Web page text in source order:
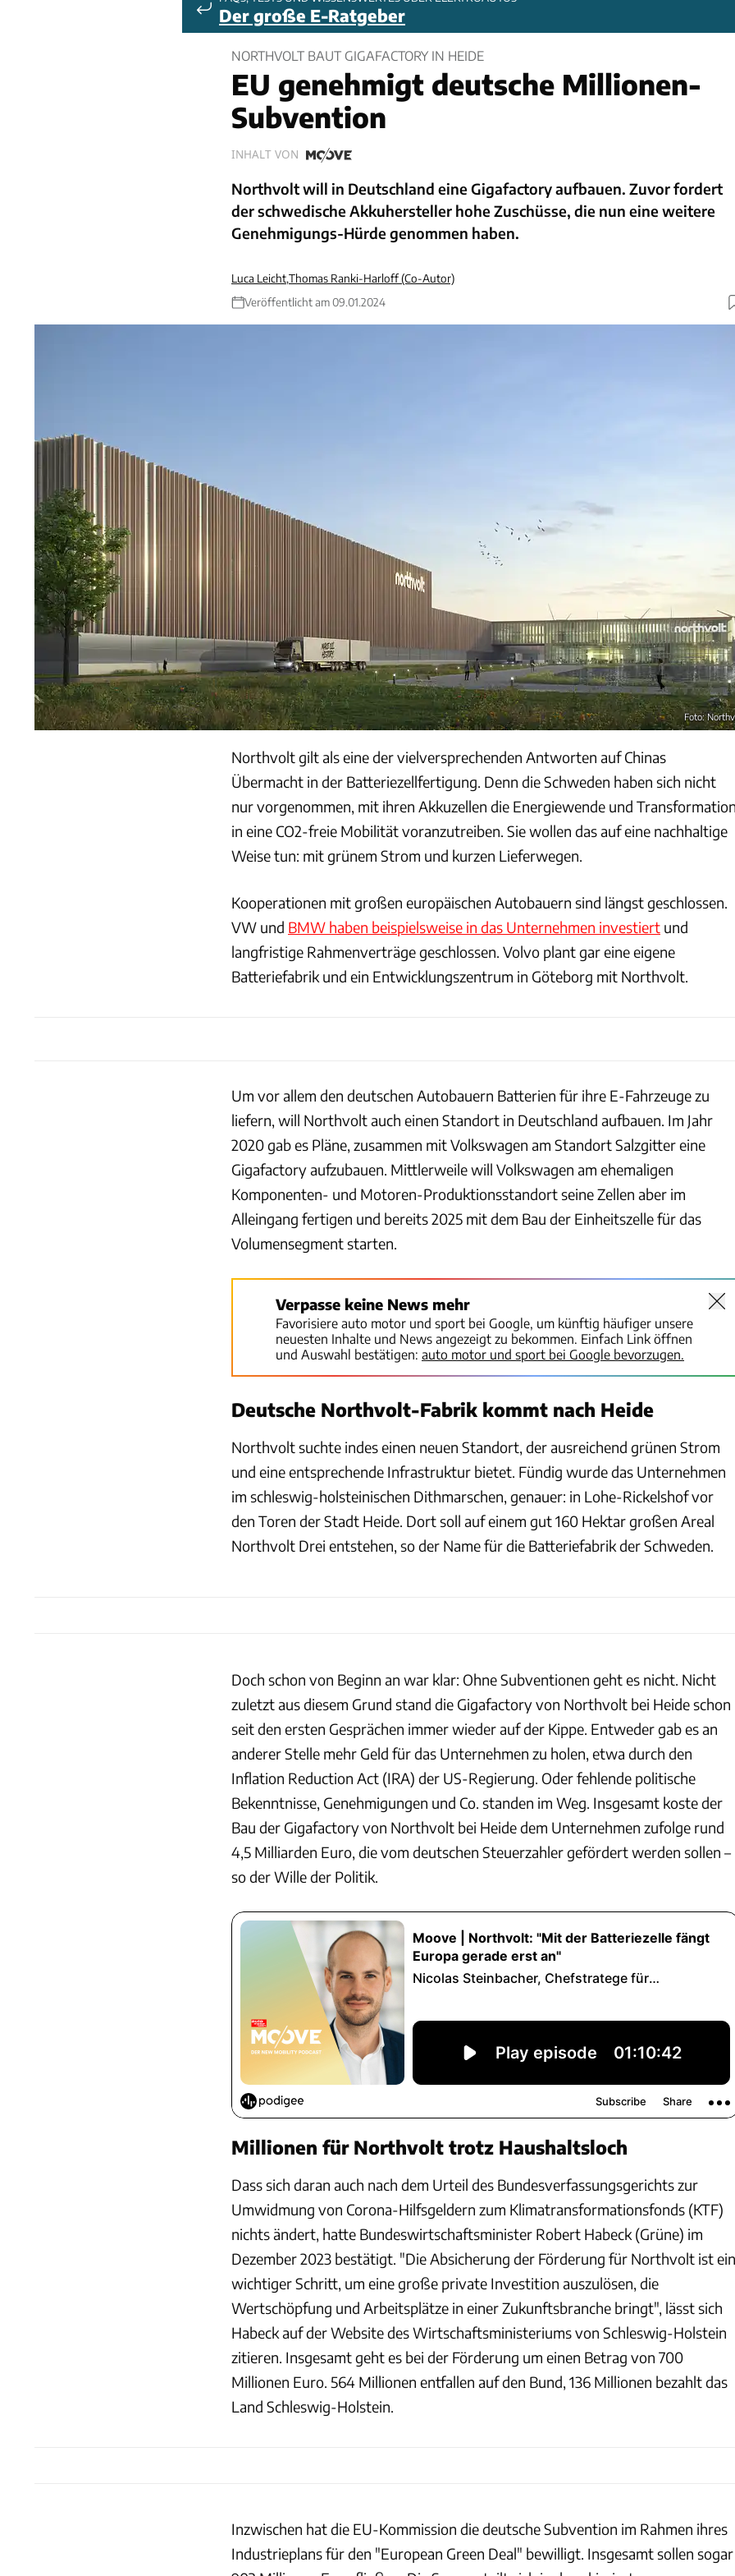
Der große E-Ratgeber
NORTHVOLT BAUT GIGAFACTORY IN HEIDE
EU genehmigt deutsche Millionen-
Subvention
INHALT VON
Northvolt will in Deutschland eine Gigafactory aufbauen. Zuvor fordert
der schwedische Akkuhersteller hohe Zuschüsse, die nun eine weitere
Genehmigungs-Hürde genommen haben.
Luca Leicht,Thomas Ranki-Harloff (Co-Autor)
Veröffentlicht am 09.01.2024
Foto:
Northvolt gilt als eine der vielversprechenden Antworten auf Chinas
Übermacht in der Batteriezellfertigung. Denn die Schweden haben sich nicht
nur vorgenommen, mit ihren Akkuzellen die Energiewende und
in eine CO2-freie Mobilität voranzutreiben. Sie wollen das auf eine nachhaltige
Weise tun: mit grünem Strom und kurzen Lieferwegen.
Kooperationen mit großen europäischen Autobauern sind längst geschlossen.
VW und BMW haben beispielsweise in das Unternehmen investiert und
langfristige Rahmenverträge geschlossen. Volvo plant gar eine eigene
Batteriefabrik und ein Entwicklungszentrum in Göteborg mit Northvolt.
Um vor allem den deutschen Autobauern Batterien für ihre E-Fahrzeuge zu
liefern, will Northvolt auch einen Standort in Deutschland aufbauen. Im Jahr
2020 gab es Pläne, zusammen mit Volkswagen am Standort Salzgitter eine
Gigafactory aufzubauen. Mittlerweile will Volkswagen am ehemaligen
Komponenten- und Motoren-Produktionsstandort seine Zellen aber im
Alleingang fertigen und bereits 2025 mit dem Bau der Einheitszelle für das
Volumensegment starten.
Verpasse keine News mehr
Favorisiere auto motor und sport bei Google, um künftig häufiger unsere
neuesten Inhalte und News angezeigt zu bekommen. Einfach Link öffnen
und Auswahl bestätigen: auto motor und sport bei Google bevorzugen.
Deutsche Northvolt-Fabrik kommt nach Heide
Northvolt suchte indes einen neuen Standort, der ausreichend grünen Strom
und eine entsprechende Infrastruktur bietet. Fündig wurde das Unternehmen
im schleswig-holsteinischen Dithmarschen, genauer: in Lohe-Rickelshof vor
den Toren der Stadt Heide. Dort soll auf einem gut 160 Hektar großen Areal
Northvolt Drei entstehen, so der Name für die Batteriefabrik der Schweden.
Doch schon von Beginn an war klar: Ohne Subventionen geht es nicht. Nicht
zuletzt aus diesem Grund stand die Gigafactory von Northvolt bei Heide schon
seit den ersten Gesprächen immer wieder auf der Kippe. Entweder gab es an
anderer Stelle mehr Geld für das Unternehmen zu holen, etwa durch den
Inflation Reduction Act (IRA) der US-Regierung. Oder fehlende politische
Bekenntnisse, Genehmigungen und Co. standen im Weg. Insgesamt koste der
Bau der Gigafactory von Northvolt bei Heide dem Unternehmen zufolge rund
4,5 Milliarden Euro, die vom deutschen Steuerzahler gefördert werden sollen –
so der Wille der Politik.
Millionen für Northvolt trotz Haushaltsloch
Dass sich daran auch nach dem Urteil des Bundesverfassungsgerichts zur
Umwidmung von Corona-Hilfsgeldern zum Klimatransformationsfonds (KTF)
nichts ändert, hatte Bundeswirtschaftsminister Robert Habeck (Grüne) im
Dezember 2023 bestätigt. "Die Absicherung der Förderung für Northvolt ist ein
wichtiger Schritt, um eine große private Investition auszulösen, die
Wertschöpfung und Arbeitsplätze in einer Zukunftsbranche bringt", lässt sich
Habeck auf der Website des Wirtschaftsministeriums von Schleswig-Holstein
zitieren. Insgesamt geht es bei der Förderung um einen Betrag von 700
Millionen Euro. 564 Millionen entfallen auf den Bund, 136 Millionen bezahlt das
Land Schleswig-Holstein.
Inzwischen hat die EU-Kommission die deutsche Subvention im Rahmen ihres
Industrieplans für den "European Green Deal" bewilligt. Insgesamt sollen sogar